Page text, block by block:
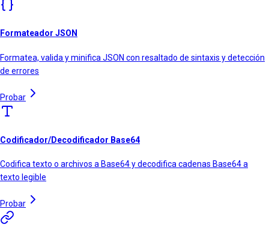
Formateador JSON
Formatea, valida y minifica JSON con resaltado de sintaxis y detección
de errores
Probar
Codificador/Decodificador Base64
Codifica texto o archivos a Base64 y decodifica cadenas Base64 a
texto legible
Probar